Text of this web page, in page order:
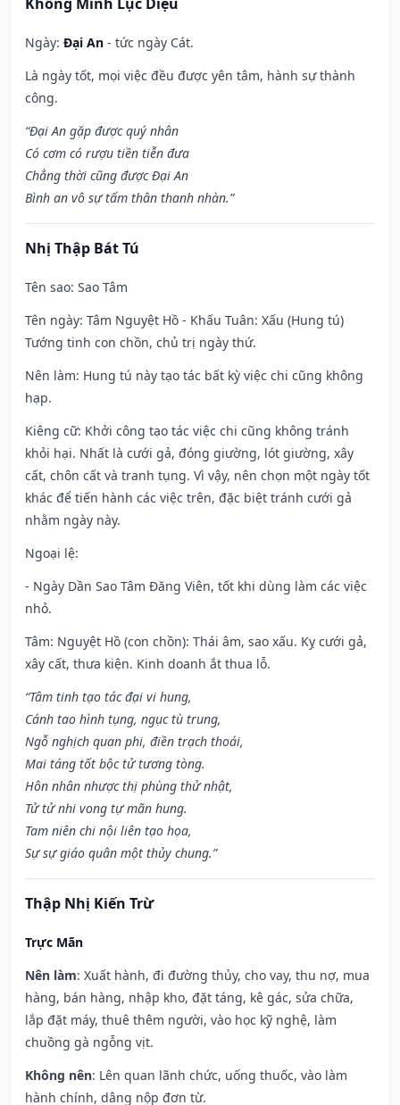
Ngày: Đại An - tức ngày Cát.
Là ngày tốt, mọi việc đều được yên tâm, hành sự thành
công.
“Đại An gặp được quý nhân
Có cơm có rượu tiền tiễn đưa
Chẳng thời cũng được Đại An
Bình an vô sự tấm thân thanh nhàn.”
Nhị Thập Bát Tú
Tên sao: Sao Tâm
Tên ngày: Tâm Nguyệt Hồ - Khấu Tuân: Xấu (Hung tú)
Tướng tinh con chồn, chủ trị ngày thứ.
Nên làm: Hung tú này tạo tác bất kỳ việc chi cũng không
hạp.
Kiêng cữ: Khởi công tạo tác việc chi cũng không tránh
khỏi hại. Nhất là cưới gả, đóng giường, lót giường, xây
cất, chôn cất và tranh tụng. Vì vậy, nên chọn một ngày tốt
khác để tiến hành các việc trên, đặc biệt tránh cưới gả
nhằm ngày này.
Ngoại lệ:
- Ngày Dần Sao Tâm Đăng Viên, tốt khi dùng làm các việc
nhỏ.
Tâm: Nguyệt Hồ (con chồn): Thái âm, sao xấu. Kỵ cưới gả,
xây cất, thưa kiện. Kinh doanh ắt thua lỗ.
“Tâm tinh tạo tác đại vi hung,
Cánh tao hình tụng, ngục tù trung,
Ngỗ nghịch quan phi, điền trạch thoái,
Mai táng tốt bộc tử tương tòng.
Hôn nhân nhược thị phùng thử nhật,
Tử tử nhi vong tự mãn hung.
Tam niên chi nội liên tạo họa,
Sự sự giáo quân một thủy chung.”
Thập Nhị Kiến Trừ
Trực Mãn
Nên làm: Xuất hành, đi đường thủy, cho vay, thu nợ, mua
hàng, bán hàng, nhập kho, đặt táng, kê gác, sửa chữa,
lắp đặt máy, thuê thêm người, vào học kỹ nghệ, làm
chuồng gà ngỗng vịt.
Không nên: Lên quan lãnh chức, uống thuốc, vào làm
hành chính, dâng nộp đơn từ.